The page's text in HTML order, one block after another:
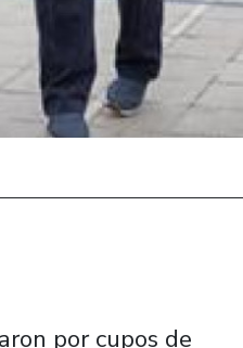
por cupos de